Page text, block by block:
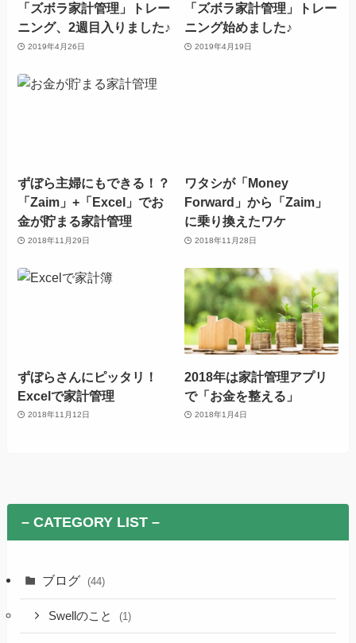
「ズボラ家計管理」トレー
ニング、2週目入りました♪
2019年4月26日
「ズボラ家計管理」トレー
ニング始めました♪
2019年4月19日
ずぼら主婦にもできる！？
「Zaim」+「Excel」でお
金が貯まる家計管理
2018年11月29日
ワタシが「Money
Forward」から「Zaim」
に乗り換えたワケ
2018年11月28日
ずぼらさんにピッタリ！
Excelで家計管理
2018年11月12日
2018年は家計管理アプリ
で「お金を整える」
2018年1月4日
– CATEGORY LIST –
ブログ (44)
Swellのこと (1)